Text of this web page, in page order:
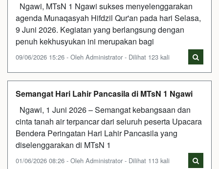
Ngawi, MTsN 1 Ngawi sukses menyelenggarakan
agenda Munaqasyah Hifdzil Qur'an pada hari Selasa,
9 Juni 2026. Kegiatan yang berlangsung dengan
penuh kekhusyukan ini merupakan bagi
09/06/2026 15:26 - Oleh Administrator - Dilihat 123 kali
Semangat Hari Lahir Pancasila di MTsN 1 Ngawi
Ngawi, 1 Juni 2026 – Semangat kebangsaan dan
cinta tanah air terpancar dari seluruh peserta Upacara
Bendera Peringatan Hari Lahir Pancasila yang
diselenggarakan di MTsN 1
01/06/2026 08:26 - Oleh Administrator - Dilihat 113 kali